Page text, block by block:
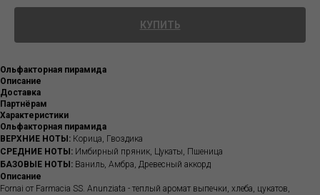
КУПИТЬ
Ольфакторная пирамида
Описание
Доставка
Партнёрам
Характеристики
Ольфакторная пирамида
ВЕРХНИЕ НОТЫ: Корица, Гвоздика
СРЕДНИЕ НОТЫ: Имбирный пряник, Цукаты, Пшеница
БАЗОВЫЕ НОТЫ: Ваниль, Амбра, Древесный аккорд
Описание
Fornai от Farmacia SS. Anunziata - теплый аромат выпечки, хлеба, цукатов,